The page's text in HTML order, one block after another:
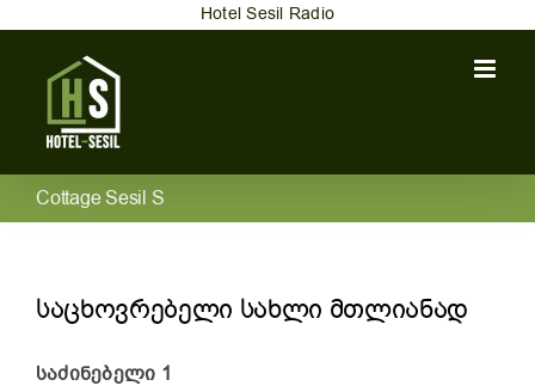
content
Hotel Sesil Radio
Cottage Sesil S
საცხოვრებელი სახლი მთლიანად
საძინებელი 1